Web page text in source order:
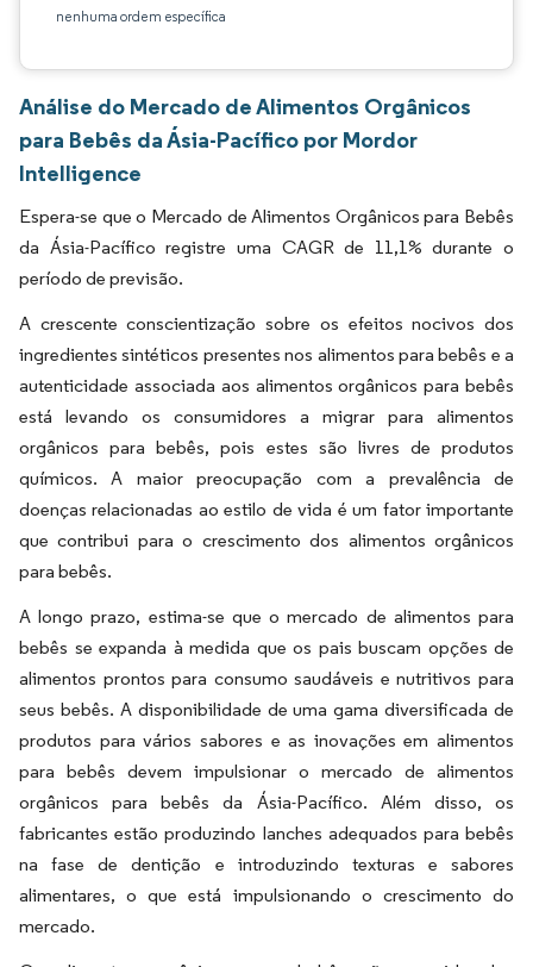
nenhuma ordem específica
Análise do Mercado de Alimentos Orgânicos
para Bebês da Ásia-Pacífico por Mordor
Intelligence
Espera-se que o Mercado de Alimentos Orgânicos para Bebês
da Ásia-Pacífico registre uma CAGR de 11,1% durante o
período de previsão.
A crescente conscientização sobre os efeitos nocivos dos
ingredientes sintéticos presentes nos alimentos para bebês e a
autenticidade associada aos alimentos orgânicos para bebês
está levando os consumidores a migrar para alimentos
orgânicos para bebês, pois estes são livres de produtos
químicos. A maior preocupação com a prevalência de
doenças relacionadas ao estilo de vida é um fator importante
que contribui para o crescimento dos alimentos orgânicos
para bebês.
A longo prazo, estima-se que o mercado de alimentos para
bebês se expanda à medida que os pais buscam opções de
alimentos prontos para consumo saudáveis e nutritivos para
seus bebês. A disponibilidade de uma gama diversificada de
produtos para vários sabores e as inovações em alimentos
para bebês devem impulsionar o mercado de alimentos
orgânicos para bebês da Ásia-Pacífico. Além disso, os
fabricantes estão produzindo lanches adequados para bebês
na fase de dentição e introduzindo texturas e sabores
alimentares, o que está impulsionando o crescimento do
mercado.